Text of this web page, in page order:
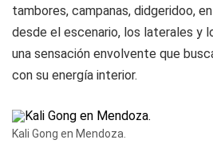
tambores, campanas, didgeridoo,
desde el escenario, los laterales y
una sensación envolvente que
con su energía interior.
Kali Gong en Mendoza.